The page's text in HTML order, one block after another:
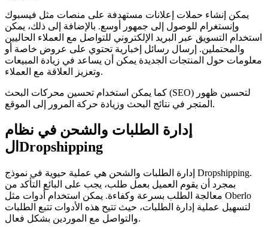
يمكن إنشاء حملات إعلانات مستهدفة على منصات مثل فيسبوك
وإنستغرام للوصول إلى جمهور أوسع. بالإضافة إلى ذلك، يمكن
استخدام التسويق عبر البريد الإلكتروني للتواصل مع العملاء الحاليين
والمحتملين. إرسال رسائل إخبارية تحتوي على عروض خاصة أو
معلومات حول المنتجات الجديدة يمكن أن يساعد في زيادة المبيعات
وتعزيز العلاقة مع العملاء.
كما يمكن استخدام تحسين محركات البحث (SEO) لتحسين ظهور
المتجر في نتائج البحث وزيادة حركة المرور إلى الموقع.
إدارة الطلبات والشحن في نظام
الDropshipping
إدارة الطلبات والشحن هي عملية حيوية في نموذج Dropshipping.
بمجرد أن يقوم العميل بعمل طلب، يجب على البائع التأكد من
معالجة الطلب بسرعة وكفاءة. يمكن استخدام أدوات مثل Oberlo
لتسهيل عملية إدارة الطلبات، حيث تتيح هذه الأدوات تتبع الطلبات
والتواصل مع الموردين بشكل فعال.